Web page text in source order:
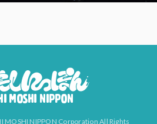
MOSHI NIPPON Corporation All Rights